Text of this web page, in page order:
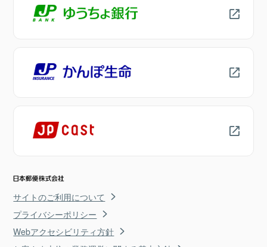
サイトのご利用について
プライバシーポリシー
Webアクセシビリティ方針